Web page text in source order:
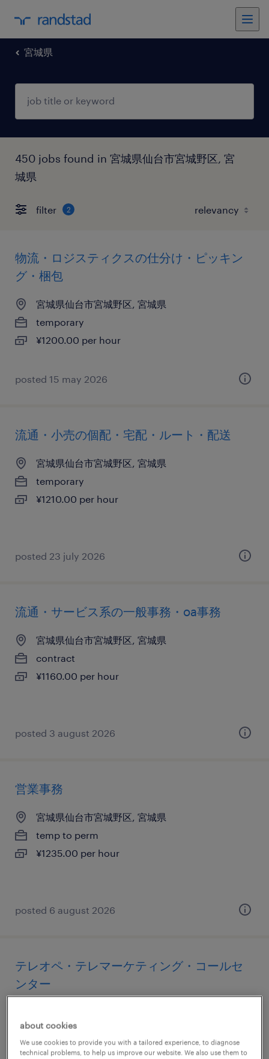
宮城県
450 jobs found in 宮城県仙台市宮城野区, 宮
城県
filter 2
物流・ロジスティクスの仕分け・ピッキン
グ・梱包
宮城県仙台市宮城野区, 宮城県
temporary
¥1200.00 per hour
posted 15 may 2026
流通・小売の個配・宅配・ルート・配送
宮城県仙台市宮城野区, 宮城県
temporary
¥1210.00 per hour
posted 23 july 2026
流通・サービス系の一般事務・oa事務
宮城県仙台市宮城野区, 宮城県
contract
¥1160.00 per hour
posted 3 august 2026
営業事務
宮城県仙台市宮城野区, 宮城県
temp to perm
¥1235.00 per hour
posted 6 august 2026
テレオペ・テレマーケティング・コールセ
ンター
temporary
¥1300.00 per hour
about cookies
We use cookies to provide you with a tailored experience, to diagnose
technical problems, to help us improve our website. We also use them to